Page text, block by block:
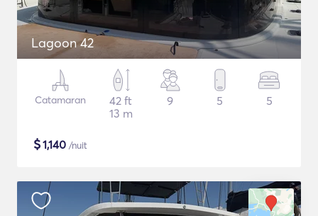
Lagoon 42
Catamaran
42 ft
13 m
9 5 5
$1,140 /nuit